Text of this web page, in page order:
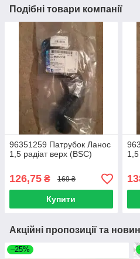
Подібні товари компанії
96351259 Патрубок Ланос
1,5 радіат верх (BSC)
126,75 ₴ 169 ₴
Купити
1,5
Акційні пропозиції та
–25%